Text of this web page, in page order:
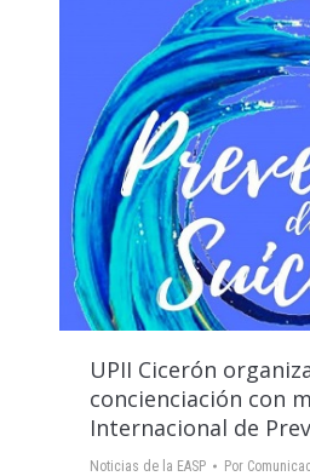
UPII Cicerón
concienciación con
Internacional de
Noticias de la EASP Por